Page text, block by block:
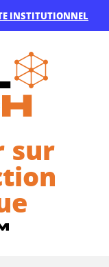
sur
INSTITUTIONNEL